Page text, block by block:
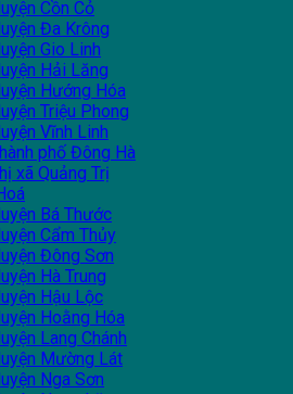
Cồn Cỏ
Đa Krông
Gio Linh
Hải Lăng
Hướng Hóa
Triệu Phong
Vĩnh Linh
phố Đông Hà
xã Quảng Trị
Bá Thước
Cẩm Thủy
Đông Sơn
Hà Trung
Hậu Lộc
Hoằng Hóa
Lang Chánh
Mường Lát
Nga Sơn